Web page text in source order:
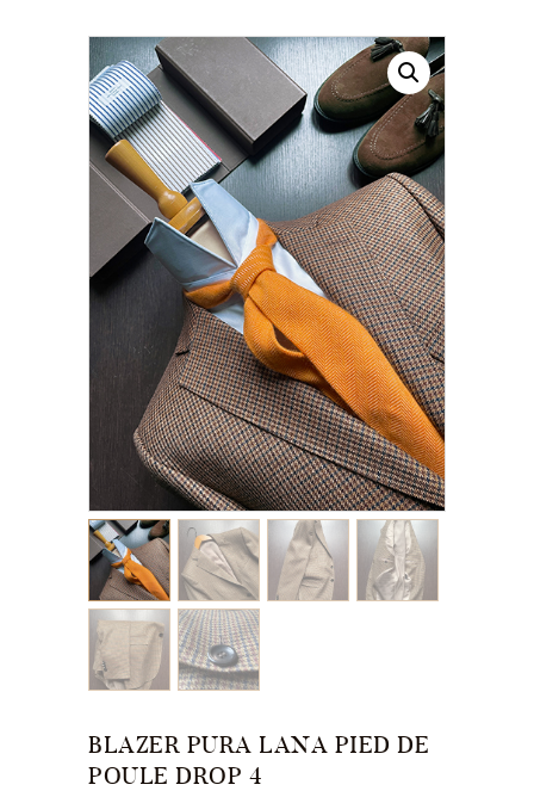
CONTATTI
BLAZER PURA LANA PIED DE
POULE DROP 4